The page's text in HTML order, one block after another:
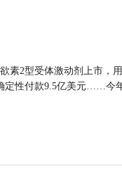
素2型受体激动剂上市，
性付款9.5亿美元……今